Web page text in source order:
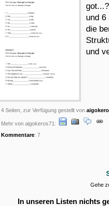
und 6
die
und
4 Seiten, zur Verfügung gestellt von
Mehr von aigokeros71:
Kommentare: 7
Gehe
In unseren Listen nichts